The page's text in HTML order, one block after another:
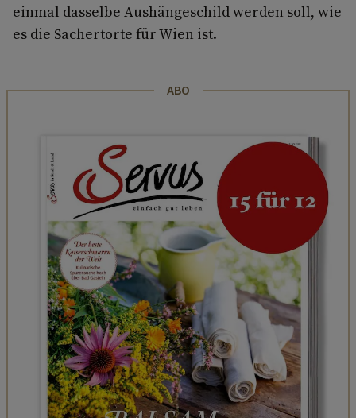
einmal dasselbe Aushängeschild werden soll, wie
es die Sachertorte für Wien ist.
ABO